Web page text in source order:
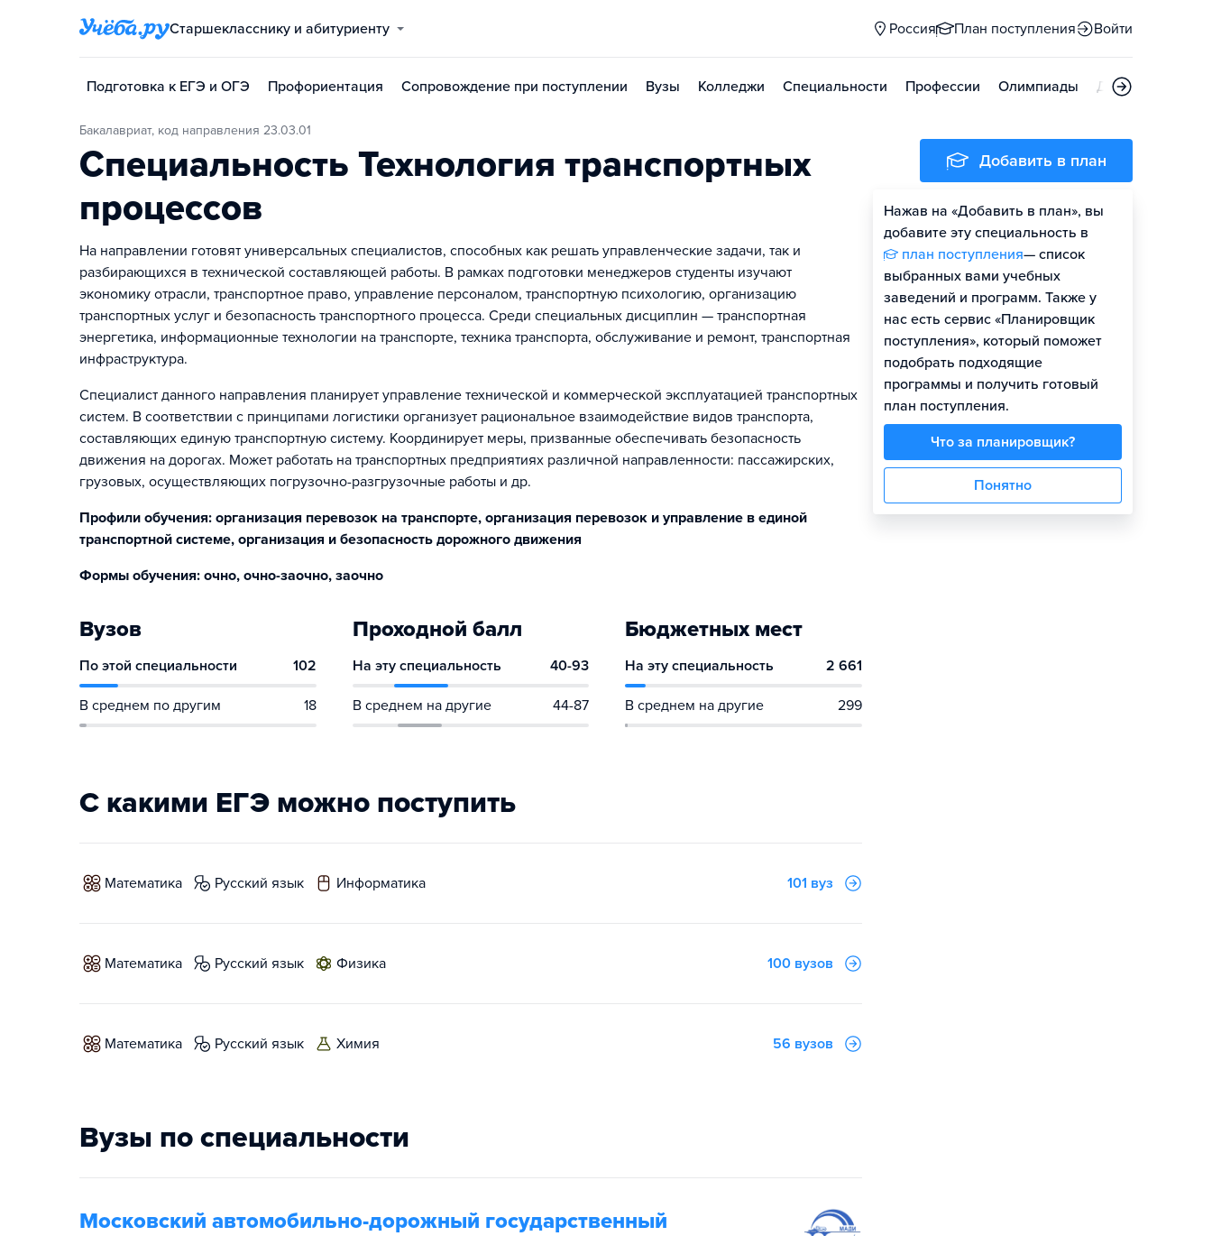
Старшекласснику и абитуриенту Россия План поступления Войти
Подготовка к ЕГЭ и ОГЭ Профориентация Сопровождение при поступлении Вузы Колледжи Специальности Профессии Олимпиады Дни открытых
Бакалавриат, код направления 23.03.01
Специальность Технология транспортных
процессов
На направлении готовят универсальных специалистов, способных как решать управленческие задачи, так и
разбирающихся в технической составляющей работы. В рамках подготовки менеджеров студенты изучают
экономику отрасли, транспортное право, управление персоналом, транспортную психологию, организацию
транспортных услуг и безопасность транспортного процесса. Среди специальных дисциплин — транспортная
энергетика, информационные технологии на транспорте, техника транспорта, обслуживание и ремонт, транспортная
инфраструктура.
Специалист данного направления планирует управление технической и коммерческой эксплуатацией транспортных
систем. В соответствии с принципами логистики организует рациональное взаимодействие видов транспорта,
составляющих единую транспортную систему. Координирует меры, призванные обеспечивать безопасность
движения на дорогах. Может работать на транспортных предприятиях различной направленности: пассажирских,
грузовых, осуществляющих погрузочно-разгрузочные работы и др.
Профили обучения: организация перевозок на транспорте, организация перевозок и управление в единой
транспортной системе, организация и безопасность дорожного движения
Формы обучения: очно, очно-заочно, заочно
Вузов
По этой специальности 102
В среднем по другим 18
Проходной балл
На эту специальность 40-93
В среднем на другие 44-87
Бюджетных мест
На эту специальность 2 661
В среднем на другие 299
С какими ЕГЭ можно поступить
математика русский язык информатика 101 вуз
математика русский язык физика 100 вузов
математика русский язык химия 56 вузов
Вузы по специальности
Московский автомобильно-дорожный государственный
Добавить в план
Нажав на «Добавить в план», вы
добавите эту специальность в
план поступления— список
выбранных вами учебных
заведений и программ. Также у
нас есть сервис «Планировщик
поступления», который поможет
подобрать подходящие
программы и получить готовый
план поступления.
Что за планировщик?
Понятно